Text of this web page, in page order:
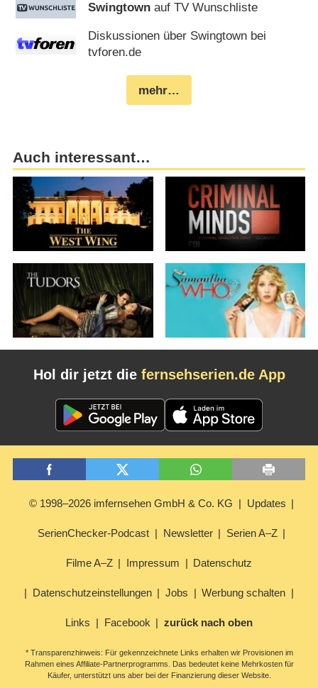
Swingtown auf TV Wunschliste
Diskussionen über Swingtown bei
tvforen.de
mehr…
Auch interessant…
Hol dir jetzt die fernsehserien.de App
© 1998–2026 imfernsehen GmbH & Co. KG Updates
SerienChecker-Podcast Newsletter Serien A–Z
Filme A–Z Impressum Datenschutz
Datenschutzeinstellungen Jobs Werbung schalten
Links Facebook zurück nach oben
* Transparenzhinweis: Für gekennzeichnete Links erhalten wir Provisionen im
Rahmen eines Affiliate-Partnerprogramms. Das bedeutet keine Mehrkosten für
Käufer, unterstützt uns aber bei der Finanzierung dieser Website.